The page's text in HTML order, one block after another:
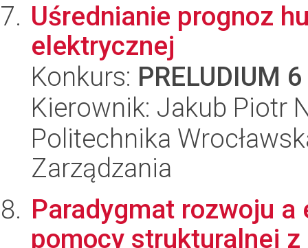
Uśrednianie prognoz
elektrycznej
Konkurs: PRELUDIUM 6
Kierownik: Jakub Piotr
Politechnika
Zarządzania
Paradygmat rozwoju
pomocy strukturalnej z